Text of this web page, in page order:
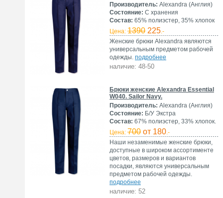
Производитель: Alexandra (Англия)
Состояние: С хранения
Состав: 65% полиэстер, 35% хлопок
Цена: 1390 225.-
Женские брюки Alexandra являются
универсальным предметом рабочей
одежды. подробнее
наличие: 48-50
Брюки женские Alexandra Essential
W040. Sailor Navy.
Производитель: Alexandra (Англия)
Состояние: Б/У Экстра
Состав: 67% полиэстер, 33% хлопок.
Цена: 700 от 180.-
Наши незаменимые женские брюки,
доступные в широком ассортименте
цветов, размеров и вариантов
посадки, являются универсальным
предметом рабочей одежды.
подробнее
наличие: 52